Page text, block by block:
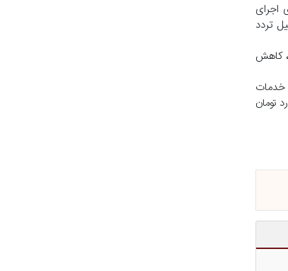
میلیارد تومان اعتبار برای اجرای
تردد
کاهش
خدمات
مهم‌ترین طرح‌های زیرساختی منطقه به شمار می‌روند که با تخصیص بیش از ۴۰۰ میلیارد تومان